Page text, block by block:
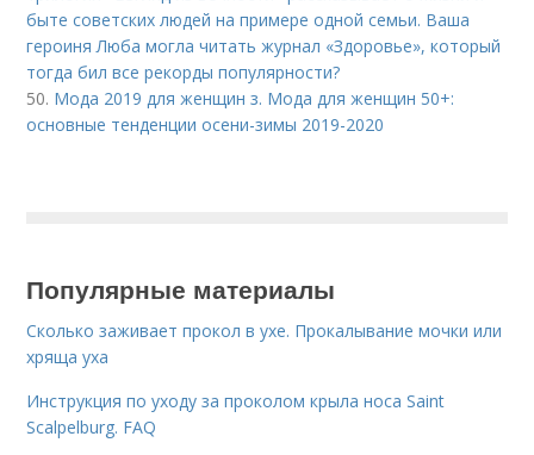
быте советских людей на примере одной семьи. Ваша
героиня Люба могла читать журнал «Здоровье», который
тогда бил все рекорды популярности?
50. Мода 2019 для женщин з. Мода для женщин 50+:
основные тенденции осени-зимы 2019-2020
Популярные материалы
Сколько заживает прокол в ухе. Прокалывание мочки или
хряща уха
Инструкция по уходу за проколом крыла носа Saint
Scalpelburg. FAQ